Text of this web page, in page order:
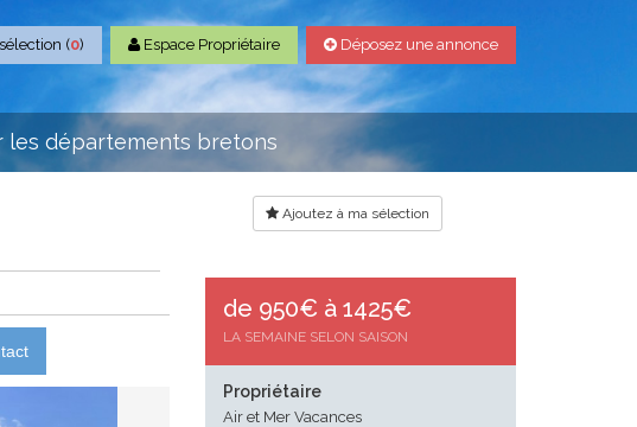
(0) Espace Propriétaire Déposez une annonce
les départements bretons
Ajoutez à ma sélection
de 950€ à 1425€
LA SEMAINE SELON SAISON
Propriétaire
Air et Mer Vacances